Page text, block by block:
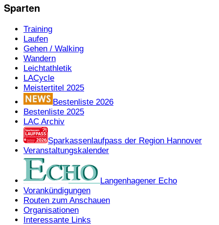
Sparten
Training
Laufen
Gehen / Walking
Wandern
Leichtathletik
LACycle
Meistertitel 2025
Bestenliste 2026
Bestenliste 2025
LAC Archiv
Sparkassenlaufpass der Region Hannover
Veranstaltungskalender
Langenhagener Echo
Vorankündigungen
Routen zum Anschauen
Organisationen
Interessante Links